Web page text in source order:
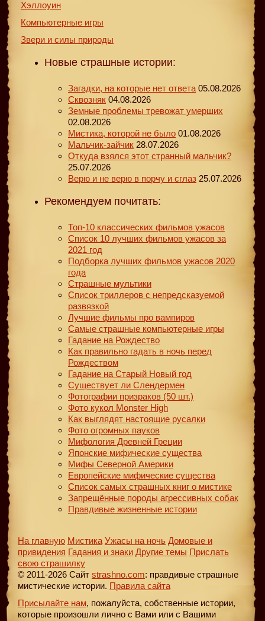
Хэллоуин
Компьютерные игры
Звери и силы природы
Новые страшные истории:
Загадки, на которые нет ответа 05.08.2026
Сквозняк 04.08.2026
Земные проблемы тревожат умерших
02.08.2026
Мистика, которой не было 01.08.2026
Мальчик-зайчик 28.07.2026
Откуда взялся этот странный мальчик?
25.07.2026
Верю и не верю в порчу и сглаз 25.07.2026
Рекомендуем почитать:
Топ-10 классических фильмов ужасов
Список 10 лучших фильмов ужасов за
2021 год
Подборка лучших фильмов ужасов 2020
года
Страшные мультики
Список триллеров с непредсказуемой
развязкой
Лучшие фильмы про вампиров
Самые страшные компьютерные игры
Гадание на Рождество
Как правильно гадать в ночь перед
Рождеством
Гадание на Старый Новый год
Существует ли Слендермен
Фотографии призраков (50 шт.)
Фото кукол Monster High
Как выглядят настоящие русалки
Фото огромных пауков
Мифология Древней Греции
Японские мифические существа
Мифы Северной Америки
Европейские мифические существа
Список самых страшных книг о мистике
Запрещённые породы агрессивных собак
Правдивые жизненные истории
На главную Мистика Ужасы на ночь Домовые и
привидения Гадания и знаки Другие темы Прислать
свою страшилку
© 2011-2026 Сайт strashno.com: правдивые страшные
мистические истории. Правила сайта
Присылайте нам, пожалуйста, собственные истории,
которые произошли лично с Вами или с Вашими